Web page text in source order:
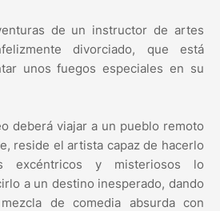
de un instructor de artes
divorciado, que está
unos fuegos especiales en su
deberá viajar a un pueblo remoto
reside el artista capaz de hacerlo
excéntricos y misteriosos lo
a un destino inesperado, dando
de comedia absurda con